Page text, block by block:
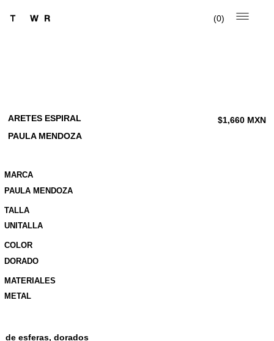
0
ARETES ESPIRAL
PAULA MENDOZA
$1,660MXN
MARCA
PAULA MENDOZA
TALLA
UNITALLA
COLOR
DORADO
MATERIALES
METAL
de esferas, dorados